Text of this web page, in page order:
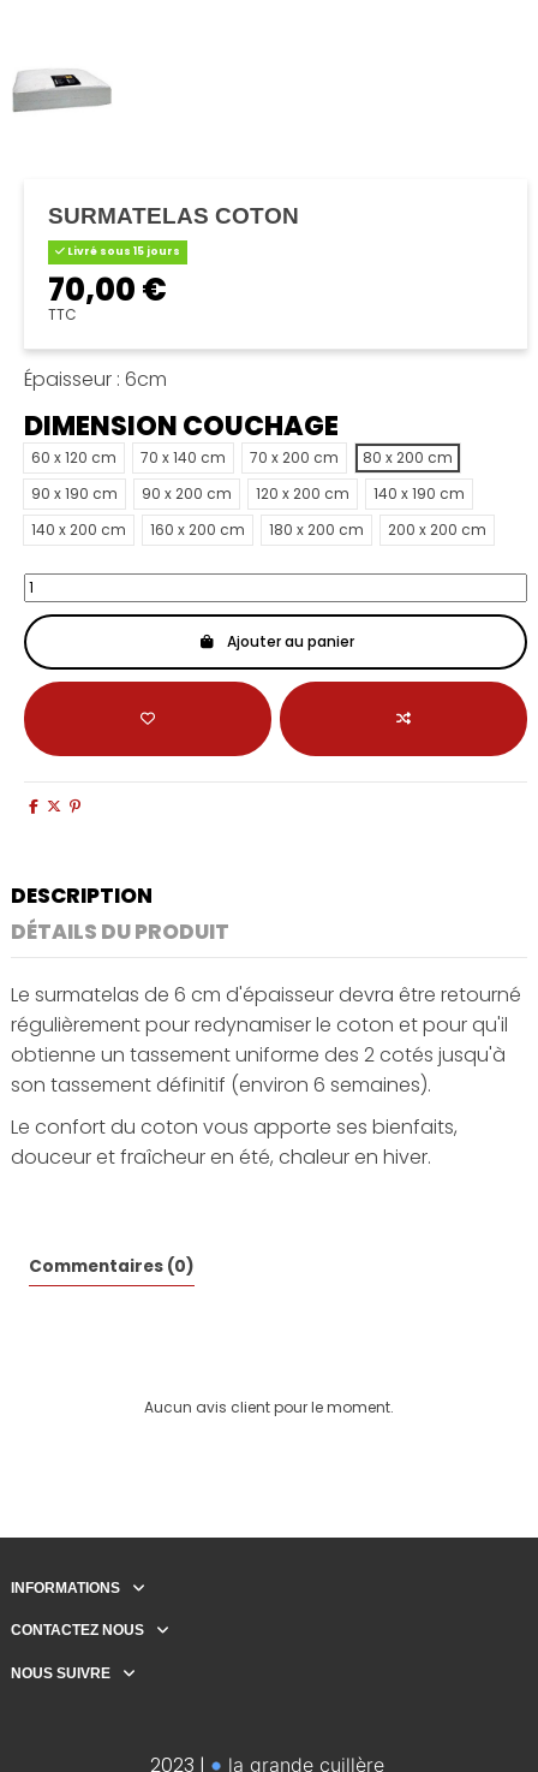
SURMATELAS COTON
Livré sous 15 jours
70,00 €
TTC
Épaisseur : 6cm
DIMENSION COUCHAGE
60 x 120 cm 70 x 140 cm 70 x 200 cm
80 x 200 cm
90 x 190 cm
90 x 200 cm 120 x 200 cm
140 x 190 cm
140 x 200 cm
160 x 200 cm 180 x 200 cm 200 x 200 cm
Ajouter au panier
DESCRIPTION
DÉTAILS DU PRODUIT
Le surmatelas de 6 cm d'épaisseur devra être retourné
régulièrement pour redynamiser le coton et pour qu'il
obtienne un tassement uniforme des 2 cotés jusqu'à
son tassement définitif (environ 6 semaines).
Le confort du coton vous apporte ses bienfaits,
douceur et fraîcheur en été, chaleur en hiver.
Commentaires (0)
Aucun avis client pour le moment.
INFORMATIONS
CONTACTEZ NOUS
NOUS SUIVRE
2023 | la grande cuillère